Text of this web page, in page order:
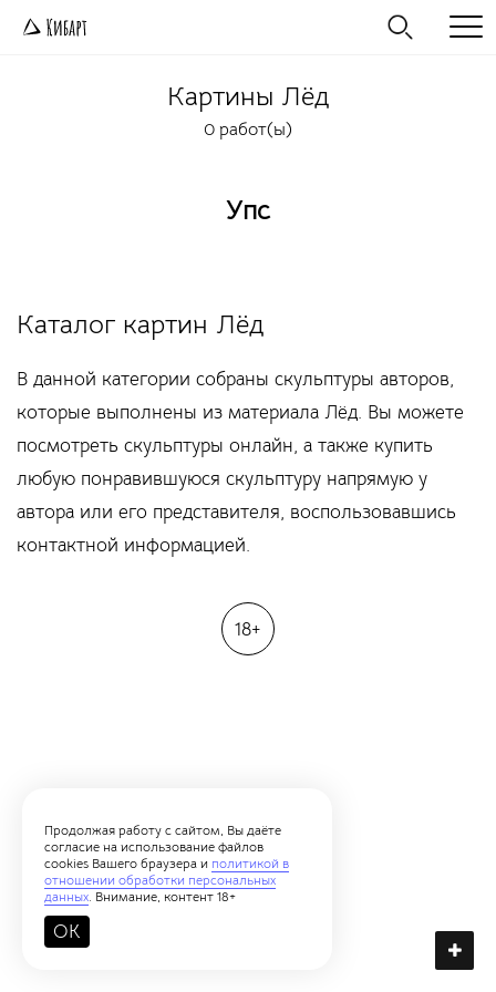
Картины Лёд
0 работ(ы)
Упс
Каталог картин Лёд
В данной категории собраны скульптуры авторов,
которые выполнены из материала Лёд. Вы можете
посмотреть скульптуры онлайн, а также купить
любую понравившуюся скульптуру напрямую у
автора или его представителя, воспользовавшись
контактной информацией.
18+
Продолжая работу с сайтом, Вы даёте
согласие на использование файлов
cookies Вашего браузера и политикой в
отношении обработки персональных
данных. Внимание, контент 18+
OK